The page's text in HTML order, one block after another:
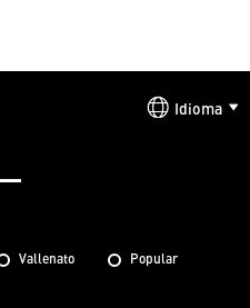
Vallenato Popular
Idioma